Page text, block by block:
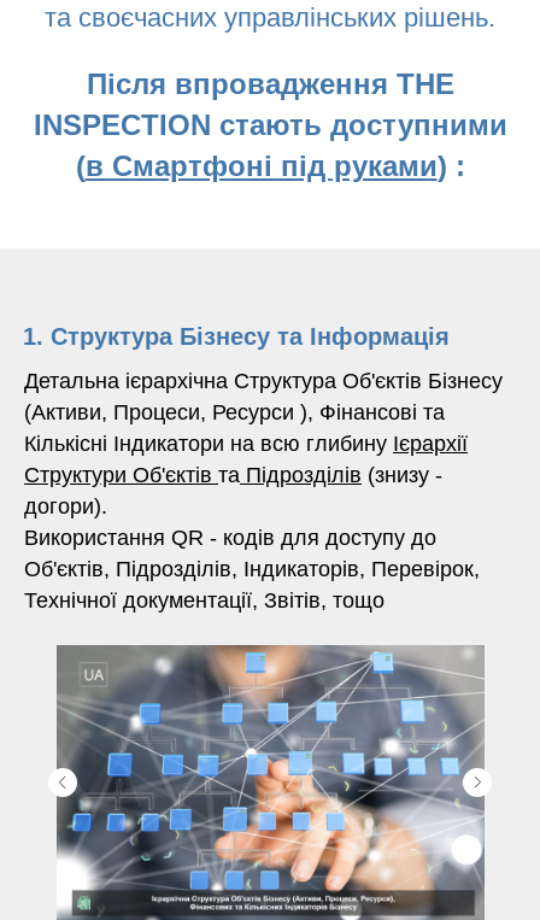
та своєчасних управлінських рішень.
Після впровадження THE
INSPECTION стають доступними
(в Смартфоні під руками) :
Структура Бізнесу та Інформація
Детальна ієрархічна Структура Об'єктів Бізнесу
(Активи, Процеси, Ресурси ), Фінансові та
Кількісні Індикатори на всю глибину Ієрархії
Структури Об'єктів та Підрозділів (знизу -
догори).
Використання QR - кодів для доступу до
Об'єктів, Підрозділів, Індикаторів, Перевірок,
Технічної документації, Звітів, тощо